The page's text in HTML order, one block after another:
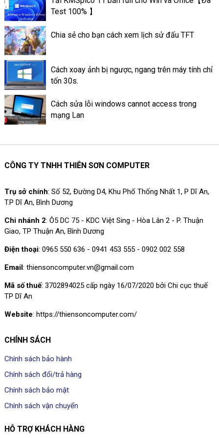
sửa và truy xuất dữ liệu thành
dạng bảng.
Test 100% 】
Chia sẻ cho bạn cách xem lịch sử đấu TFT
Cách xoay ảnh bị ngược, ngang trên máy tính chỉ
tốn 30s.
Cách sửa lỗi windows cannot access trong
mạng Lan
CÔNG TY TNHH THIÊN SƠN COMPUTER
Trụ sở chính: Số 52, Đường D4, Khu Phố Thống Nhất 1, P Dĩ An,
T.P Dĩ An, Bình Dương
Chi nhánh 2: Ô5 DC 75 - KDC Việt Sing - Hòa Lân 2 - P. Thuận
Giao, TP Thuận An, Bình Dương
Điện thoại: 0965 550 636 - 0941 453 555 - 0902 002 558
Email: thiensoncomputer.vn@gmail.com
Mã số thuế: 3702894025 cấp ngày 16/07/2020 bởi Chi cục thuế
TP Dĩ An
Website: https://thiensoncomputer.com/
CHÍNH SÁCH
Chính sách bảo hành
Chính sách đổi/trả hàng
Chính sách bảo mật
Chính sách vận chuyển
HỖ TRỢ KHÁCH HÀNG